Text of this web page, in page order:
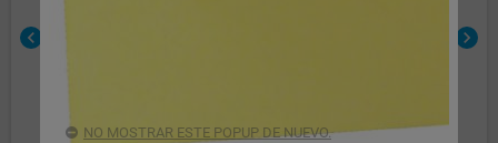
chevron_left chevron_right
NO MOSTRAR ESTE POPUP DE NUEVO.